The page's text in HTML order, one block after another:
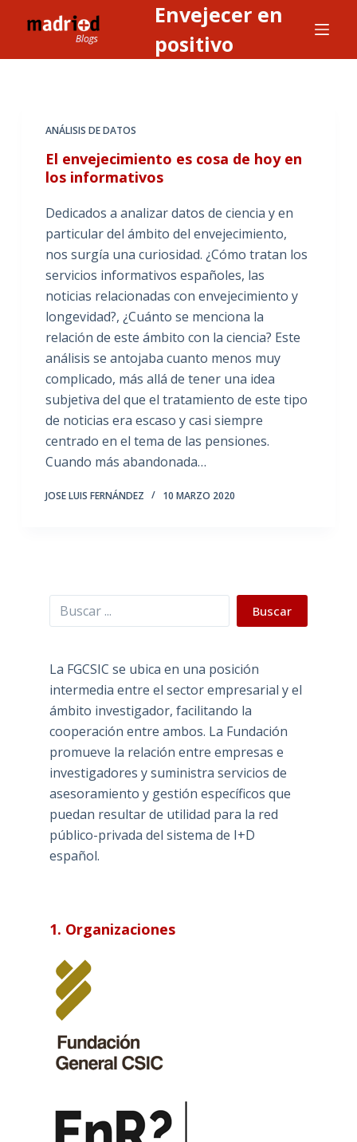
l
Envejecer en
positivo
ANÁLISIS DE DATOS
El envejecimiento es cosa de hoy en
los informativos
Dedicados a analizar datos de ciencia y en
particular del ámbito del envejecimiento,
nos surgía una curiosidad. ¿Cómo tratan los
servicios informativos españoles, las
noticias relacionadas con envejecimiento y
longevidad?, ¿Cuánto se menciona la
relación de este ámbito con la ciencia? Este
análisis se antojaba cuanto menos muy
complicado, más allá de tener una idea
subjetiva del que el tratamiento de este tipo
de noticias era escaso y casi siempre
centrado en el tema de las pensiones.
Cuando más abandonada…
JOSE LUIS FERNÁNDEZ 10 MARZO 2020
Buscar Buscar
La FGCSIC se ubica en una posición
intermedia entre el sector empresarial y el
ámbito investigador, facilitando la
cooperación entre ambos. La Fundación
promueve la relación entre empresas e
investigadores y suministra servicios de
asesoramiento y gestión específicos que
puedan resultar de utilidad para la red
público-privada del sistema de I+D
español.
1. Organizaciones